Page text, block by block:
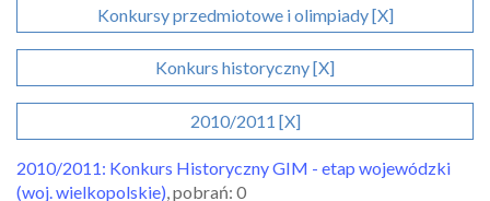
Konkursy przedmiotowe i olimpiady [X]
Konkurs historyczny [X]
2010/2011 [X]
2010/2011: Konkurs Historyczny GIM - etap wojewódzki
(woj. wielkopolskie) , pobrań: 0